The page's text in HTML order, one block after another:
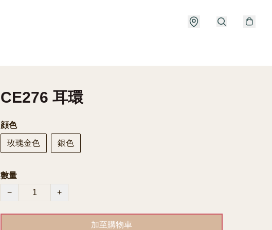
CE276 耳環
顔色
玫瑰金色 銀色
數量
−
+
加至購物車